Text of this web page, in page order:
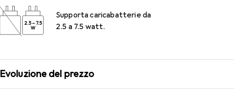
2.5–7.5
W
Supporta caricabatterie da
2.5 a 7.5 watt.
Evoluzione del prezzo